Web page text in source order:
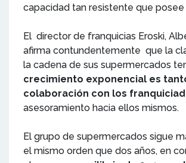
capacidad tan resistente que posee
El director de franquicias Eroski,
afirma contundentemente que la
la cadena de sus supermercados
crecimiento exponencial es
colaboración con los
asesoramiento hacia ellos mismos.
El grupo de supermercados sigue
el mismo orden que dos años, en